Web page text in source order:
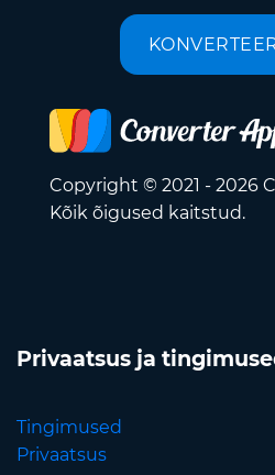
Copyright © 2021 - 2026
Kõik õigused kaitstud.
Privaatsus ja
Tingimused
Privaatsus